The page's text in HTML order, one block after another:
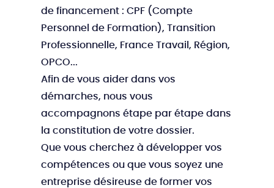
de financement : CPF (Compte
Personnel de Formation), Transition
Professionnelle, France Travail, Région,
OPCO...
Afin de vous aider dans vos
démarches, nous vous
accompagnons étape par étape dans
la constitution de votre dossier.
Que vous cherchez à développer vos
compétences ou que vous soyez une
entreprise désireuse de former vos